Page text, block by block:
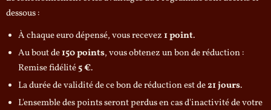
dessous :
À chaque euro dépensé, vous recevez1 point.
Au bout de150 points, vous obtenez un bon de réduction :
Remise fidélité5 €.
La durée de validité de ce bon de réduction est de21 jours.
L'ensemble des points seront perdus en cas d'inactivité de votre